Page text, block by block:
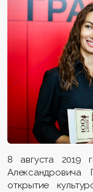
8 августа 2019
Александровича
открытие